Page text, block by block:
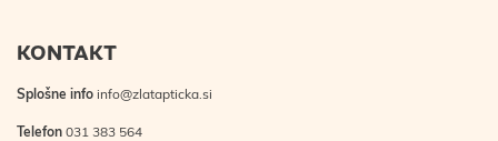
KONTAKT
Splošne info info@zlatapticka.si
Telefon 031 383 564